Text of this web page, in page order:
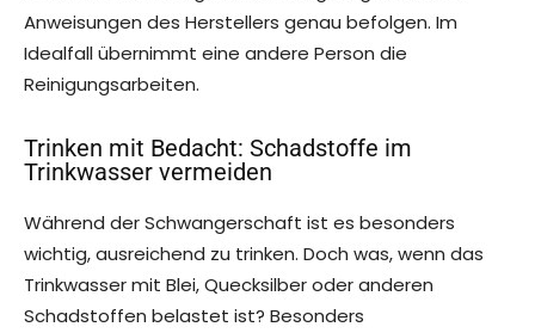
Anweisungen des Herstellers genau befolgen. Im
Idealfall übernimmt eine andere Person die
Reinigungsarbeiten.
Trinken mit Bedacht: Schadstoffe im
Trinkwasser vermeiden
Während der Schwangerschaft ist es besonders
wichtig, ausreichend zu trinken. Doch was, wenn das
Trinkwasser mit Blei, Quecksilber oder anderen
Schadstoffen belastet ist? Besonders